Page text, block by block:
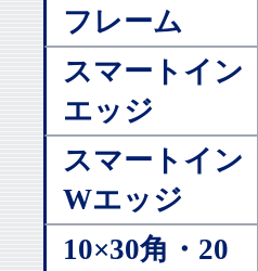
フレーム
スマートイン
エッジ
スマートイン
Wエッジ
10×30角・20